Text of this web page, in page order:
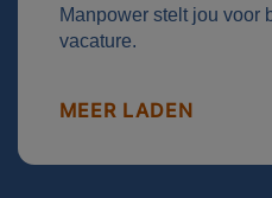
Manpower stelt jou voor
vacature.
MEER LADEN